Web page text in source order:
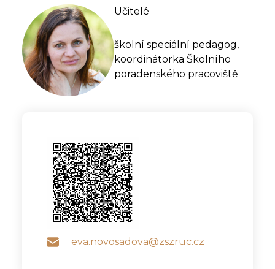
Učitelé
školní speciální pedagog,
koordinátorka Školního
poradenského pracoviště
eva.novosadova@zszruc.cz